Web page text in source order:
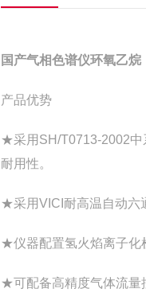
国产气相色谱仪环氧乙烷
产品优势
★采用 SH/T0713-2002中
耐用性。
★采用VICI 耐高温自动六
★仪器配置氢火焰离子化
★可配备高精度气体流量